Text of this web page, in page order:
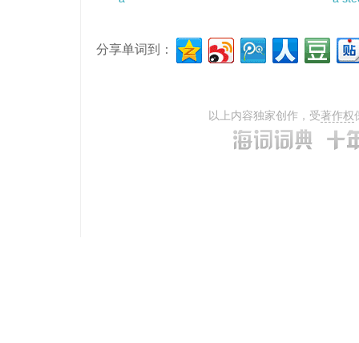
分享单词到：
以上内容独家创作，受著作权